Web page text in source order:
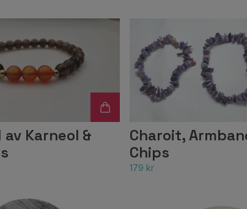
Karneol &
Charoit,
Chips
179 kr